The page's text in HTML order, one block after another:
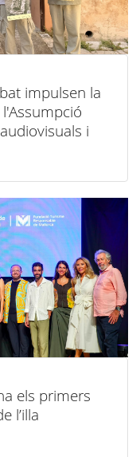
impulsen la
i
els primers
l’illa